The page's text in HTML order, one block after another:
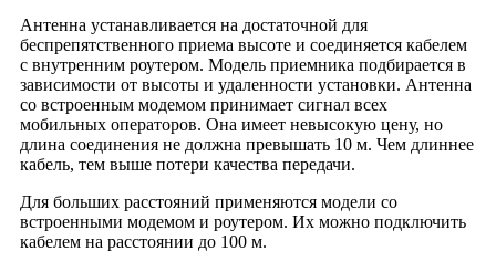
деревня Устиново
деревня Хизна
деревня Шишкино
деревня Бельная
деревня Крюково
деревня Салово
деревня Старая Слобода
деревня Студеное
Антенна устанавливается на достаточной для
беспрепятственного приема высоте и соединяется кабелем
с внутренним роутером. Модель приемника подбирается в
зависимости от высоты и удаленности установки. Антенна
со встроенным модемом принимает сигнал всех
мобильных операторов. Она имеет невысокую цену, но
длина соединения не должна превышать 10 м. Чем длиннее
кабель, тем выше потери качества передачи.
Для больших расстояний применяются модели со
встроенными модемом и роутером. Их можно подключить
кабелем на расстоянии до 100 м.